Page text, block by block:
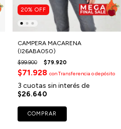
20% OFF
CAMPERA MACARENA
(I26ABA050)
$99.900 $79.920
$71.928 conTransferencia o depósito
3 cuotas sin interés de
$26.640
COMPRAR